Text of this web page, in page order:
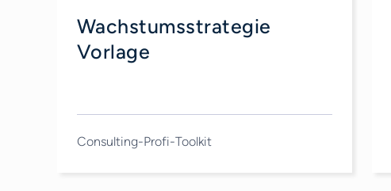
Wachstumsstrategie
Vorlage
Consulting-Profi-Toolkit